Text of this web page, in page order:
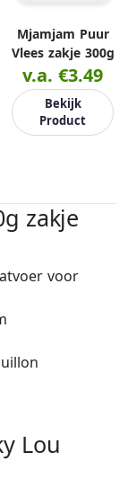
Mjamjam Puur
Vlees zakje 300g
v.a. €3.49
Bekijk
Product
zakje
voor
Lou